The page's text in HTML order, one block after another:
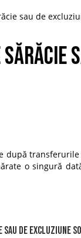
sau de
o singură
sau de excluziune